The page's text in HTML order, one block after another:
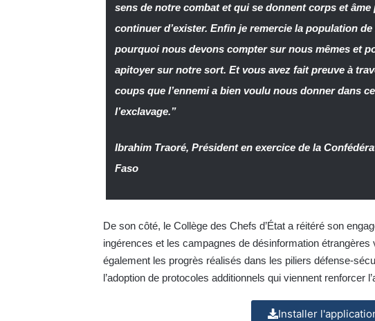
sens de notre combat et qui se donnent corps et
continuer d’exister. Enfin je remercie la population
pourquoi nous devons compter sur nous mêmes et
apitoyer sur notre sort. Et vous avez fait preuve à
coups que l’ennemi a bien voulu nous donner dans
l’exclavage.”
Ibrahim Traoré, Président en exercice de la
Faso
De son côté, le Collège des Chefs d’État a réitéré son
ingérences et les campagnes de désinformation
également les progrès réalisés dans les piliers défense-
l’adoption de protocoles additionnels qui viennent renforcer
Installer